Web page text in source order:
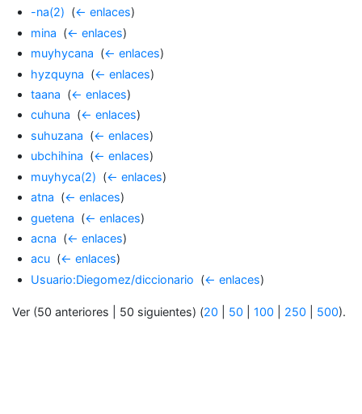
-na(2) (← enlaces)
mina (← enlaces)
muyhycana (← enlaces)
hyzquyna (← enlaces)
taana (← enlaces)
cuhuna (← enlaces)
suhuzana (← enlaces)
ubchihina (← enlaces)
muyhyca(2) (← enlaces)
atna (← enlaces)
guetena (← enlaces)
acna (← enlaces)
acu (← enlaces)
Usuario:Diegomez/diccionario (← enlaces)
Ver (50 anteriores | 50 siguientes) (20 50 100 250 500).